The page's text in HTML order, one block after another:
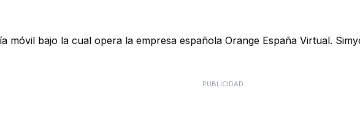
móvil bajo la cual opera la empresa española Orange España Virtual.
PUBLICIDAD